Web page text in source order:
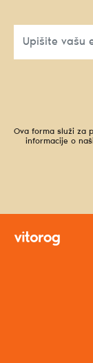
Ova forma služi za
informacije o